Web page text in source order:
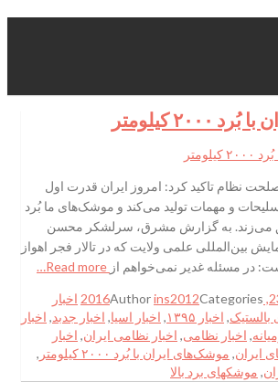
کیلومتر
نظام تاکید کرد: امروز ایران قدرت اول
و مهمات تولید می‌کند و موشک‌های ما بُرد
دقیق می‌زند. به گزارش مشرق، سرلشکر محسن
بین‌المللی علمی ولایت که در تالار فجر اهواز
در مسئله غدیر نمی‌خواهم از
Authorins2012Categories
اخبار
, اخبار ۱۳۹۵ , اخبار اسیا, اخبار جدبد, اخبار
, اخبار نظامی, اخبار نظامی ایران, اخبار
ایران, موشک‌های‌ ایران با بُرد ۲۰۰۰ کیلومتر
,
, موشکهای برد بالا